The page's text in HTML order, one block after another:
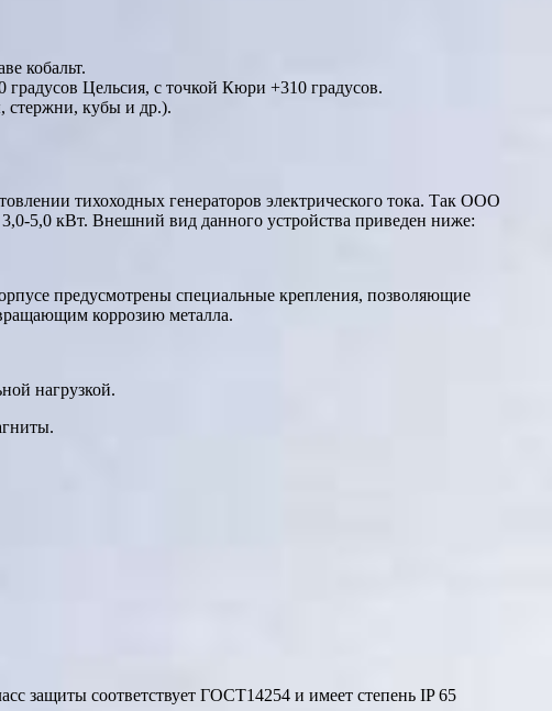
кобальт.
градусов Цельсия, с точкой Кюри +310 градусов.
стержни, кубы и др.).
тихоходных генераторов электрического тока. Так ООО
5,0 кВт. Внешний вид данного устройства приведен ниже:
предусмотрены специальные крепления, позволяющие
коррозию металла.
нагрузкой.
защиты соответствует ГОСТ14254 и имеет степень IP 65